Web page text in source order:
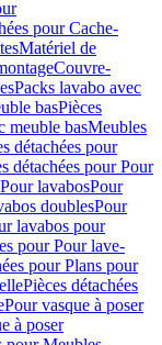
pour Cache-
Matériel de
Couvre-
Packs lavabo avec
basPièces
meuble basMeubles
détachées pour
détachées pour Pour
lavabosPour
doublesPour
lavabos pour
pour Pour lave-
pour Plans pour
Pièces détachées
Pour vasque à poser
à poser